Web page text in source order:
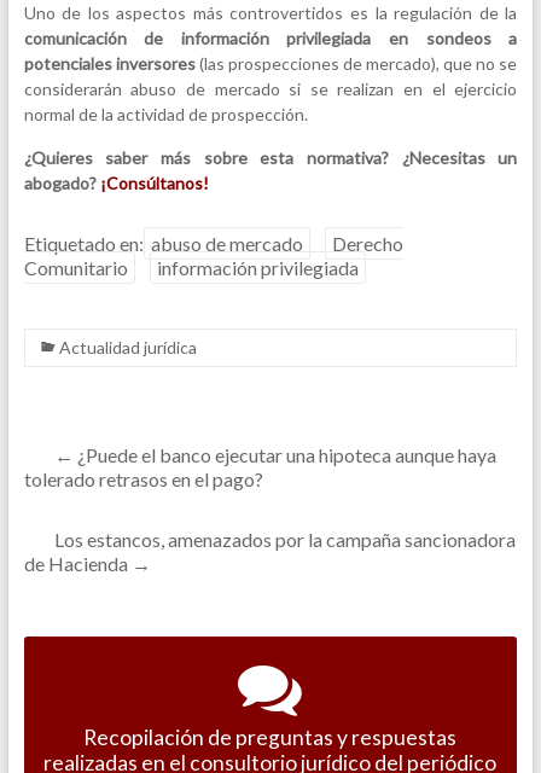
Uno de los aspectos más controvertidos es la regulación de la
comunicación de información privilegiada en sondeos a
potenciales inversores(las prospecciones de mercado), que no se
considerarán abuso de mercado si se realizan en el ejercicio
normal de la actividad de prospección.
¿Quieres saber más sobre esta normativa? ¿Necesitas un
abogado? ¡Consúltanos!
Etiquetado en: abuso de mercado
Derecho
Comunitario
información privilegiada
Actualidad jurídica
← ¿Puede el banco ejecutar una hipoteca aunque haya
tolerado retrasos en el pago?
Los estancos, amenazados por la campaña sancionadora
de Hacienda →
Recopilación de preguntas y respuestas
realizadas en el consultorio jurídico del periódico